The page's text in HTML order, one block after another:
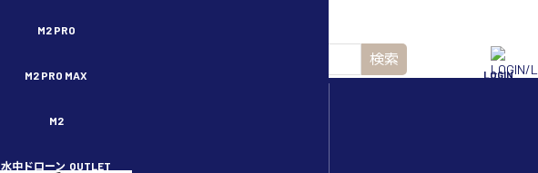
検索
LOGIN
M2 PRO
M2 PRO MAX
M2
水中ドローン OUTLET